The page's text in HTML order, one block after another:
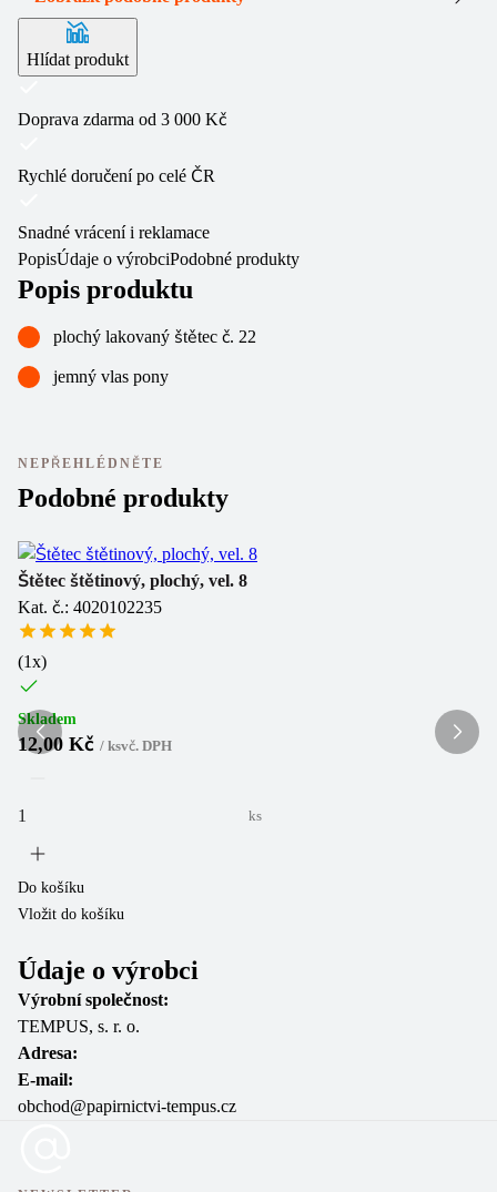
Hlídat produkt
Doprava zdarma od 3 000 Kč
Rychlé doručení po celé ČR
Snadné vrácení i reklamace
PopisÚdaje o výrobciPodobné produkty
Popis produktu
plochý lakovaný štětec č. 22
jemný vlas pony
NEPŘEHLÉDNĚTE
Podobné produkty
Štětec štětinový, plochý, vel. 8
Kat. č.: 4020102235
(1x)
Skladem
12,00 Kč / ksvč. DPH
ks
Do košíku
Vložit do košíku
Údaje o výrobci
Výrobní společnost:
TEMPUS, s. r. o.
Adresa:
E-mail:
obchod@papirnictvi-tempus.cz